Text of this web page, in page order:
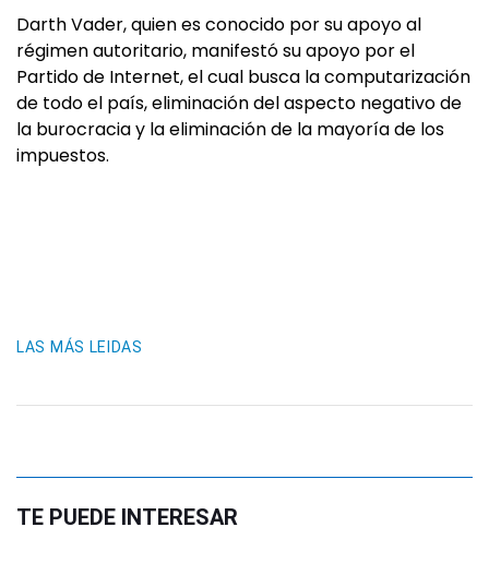
Darth Vader, quien es conocido por su apoyo al
régimen autoritario, manifestó su apoyo por el
Partido de Internet, el cual busca la computarización
de todo el país, eliminación del aspecto negativo de
la burocracia y la eliminación de la mayoría de los
impuestos.
LAS MÁS LEIDAS
TE PUEDE INTERESAR